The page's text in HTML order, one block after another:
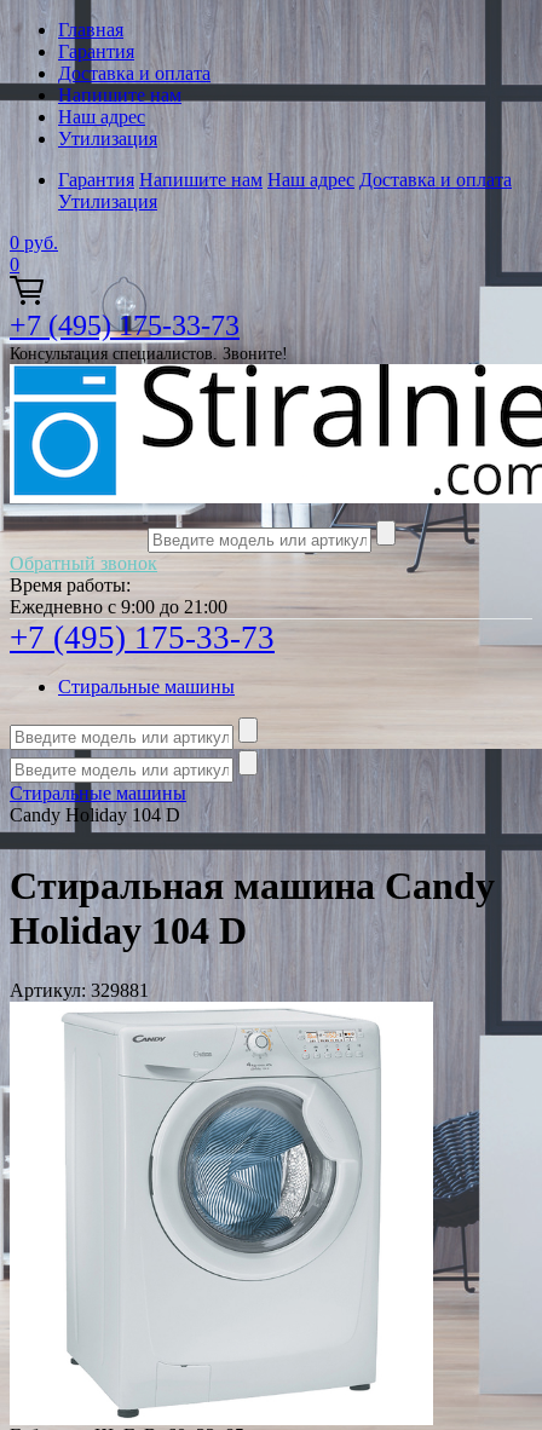
Главная
Гарантия
Доставка и оплата
Напишите нам
Наш адрес
Утилизация
Гарантия Напишите нам Наш адрес Доставка и оплата
Утилизация
0 руб.
0
+7 (495) 175-33-73
Консультация специалистов. Звоните!
Обратный звонок
Время работы:
Ежедневно с 9:00 до 21:00
+7 (495) 175-33-73
Стиральные машины
Стиральные машины
Candy Holiday 104 D
Стиральная машина Candy
Holiday 104 D
Артикул: 329881